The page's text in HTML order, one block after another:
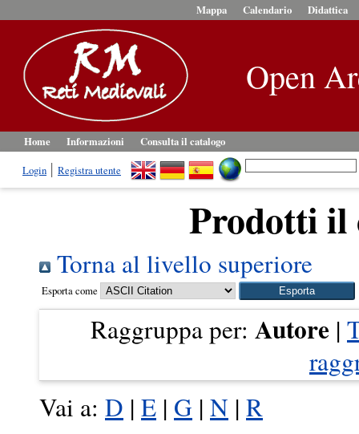
Mappa Calendario Didattica
Open
Home Informazioni
Consulta il catalogo
Login
Registra utente
Prodotti il
Torna al livello superiore
Esporta come
Raggruppa per: Autore |
Vai a: D | E | G | N | R